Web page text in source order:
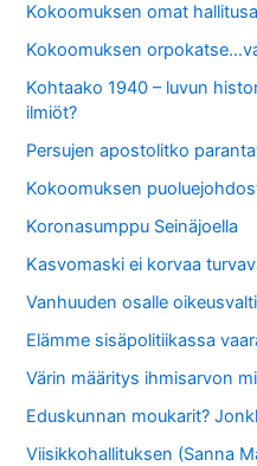
Kokoomuksen omat
Kokoomuksen
Kohtaako 1940 – luvun
ilmiöt?
Persujen apostolitko
Kokoomuksen
Koronasumppu Seinäjoella
Kasvomaski ei korvaa
Vanhuuden osalle
Elämme sisäpolitiikassa
Värin määritys ihmisarvon
Eduskunnan moukarit?
Viisikkohallituksen (Sanna